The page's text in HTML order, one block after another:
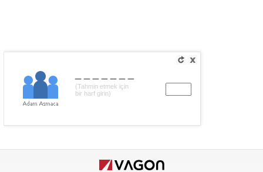
(Tahmin etmek için
bir harf girin)